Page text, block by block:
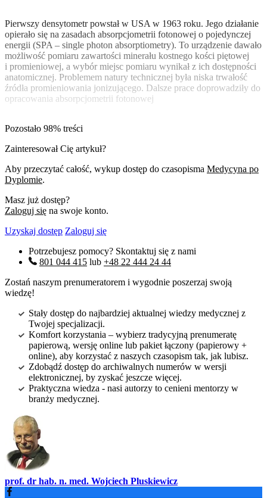
Pierwszy densytometr powstał w USA w 1963 roku. Jego działanie
opierało się na zasadach absorpcjometrii fotonowej o pojedynczej
energii (SPA – single photon absorptiometry). To urządzenie dawało
możliwość pomiaru zawartości minerału kostnego kości piętowej
i promieniowej, a wybór miejsc pomiaru wynikał z ich dostępności
anatomicznej. Problemem natury technicznej była niska trwałość
źródła promieniowania jonizującego. Dalsze prace doprowadziły do
opracowania absorpcjometrii fotonowej
Pozostało 98% treści
Zainteresował Cię artykuł?
Aby przeczytać całość, wykup dostęp do czasopisma Medycyna po
Dyplomie.
Masz już dostęp?
Zaloguj się na swoje konto.
Uzyskaj dostęp Zaloguj się
Potrzebujesz pomocy? Skontaktuj się z nami
801 044 415 lub +48 22 444 24 44
Zostań naszym prenumeratorem i wygodnie poszerzaj swoją
wiedzę!
Stały dostęp do najbardziej aktualnej wiedzy medycznej z
Twojej specjalizacji.
Komfort korzystania – wybierz tradycyjną prenumeratę
papierową, wersję online lub pakiet łączony (papierowy +
online), aby korzystać z naszych czasopism tak, jak lubisz.
Zdobądź dostęp do archiwalnych numerów w wersji
elektronicznej, by zyskać jeszcze więcej.
Praktyczna wiedza - nasi autorzy to cenieni mentorzy w
branży medycznej.
prof. dr hab. n. med. Wojciech Pluskiewicz